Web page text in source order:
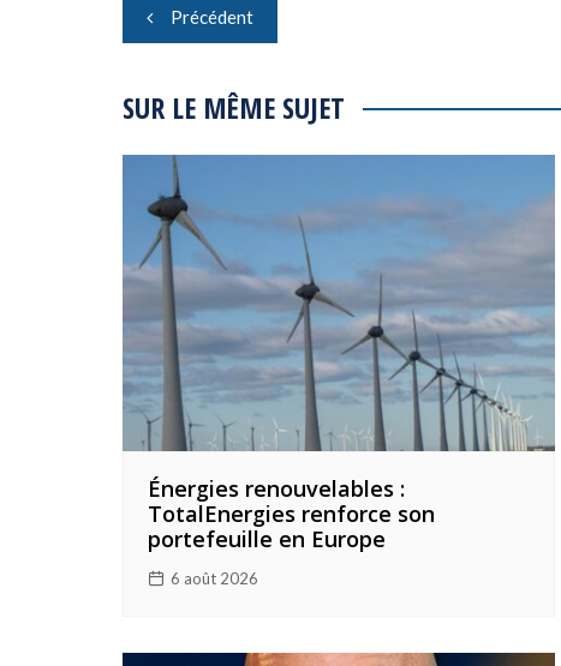
Navigation
de
l’article
Précédent
SUR LE MÊME SUJET
Énergies renouvelables :
TotalEnergies renforce son
portefeuille en Europe
6 août 2026